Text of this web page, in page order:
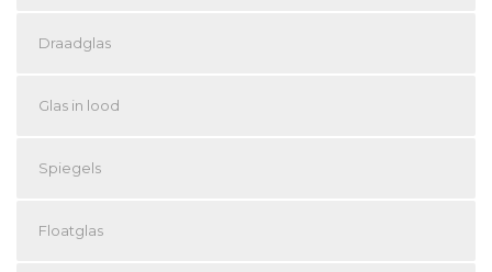
Draadglas
Glas in lood
Spiegels
Floatglas